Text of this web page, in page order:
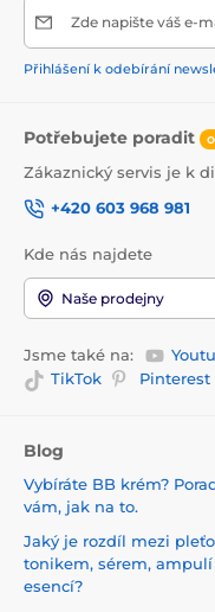
Zde napište váš e-
Přihlášení k odebírání
Potřebujete poradit
Zákaznický servis je k
+420 603 968 981
Kde nás najdete
Naše prodejny
Jsme také na:
TikTok
Pinterest
Blog
Vybíráte BB krém?
vám, jak na to.
Jaký je rozdíl mezi
tonikem, sérem, ampulí
esencí?